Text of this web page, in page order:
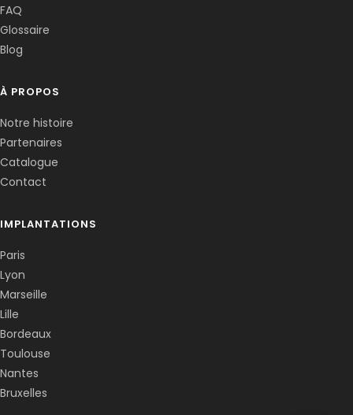
FAQ
Glossaire
Blog
À PROPOS
Notre histoire
Partenaires
Catalogue
Contact
IMPLANTATIONS
Paris
Lyon
Marseille
Lille
Bordeaux
Toulouse
Nantes
Bruxelles